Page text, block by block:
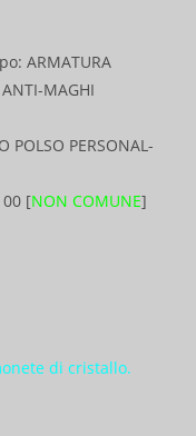
ARMATURA
MAGHI
POLSO PERSONAL-
[NON COMUNE]
di cristallo.